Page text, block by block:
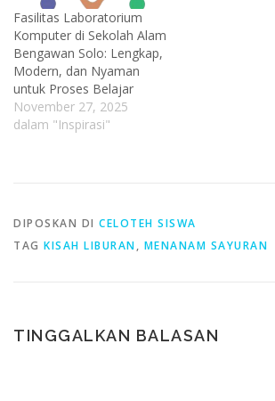
Fasilitas Laboratorium
Komputer di Sekolah Alam
Bengawan Solo: Lengkap,
Modern, dan Nyaman
untuk Proses Belajar
November 27, 2025
dalam "Inspirasi"
DIPOSKAN DI CELOTEH SISWA
TAG KISAH LIBURAN, MENANAM SAYURAN
TINGGALKAN BALASAN